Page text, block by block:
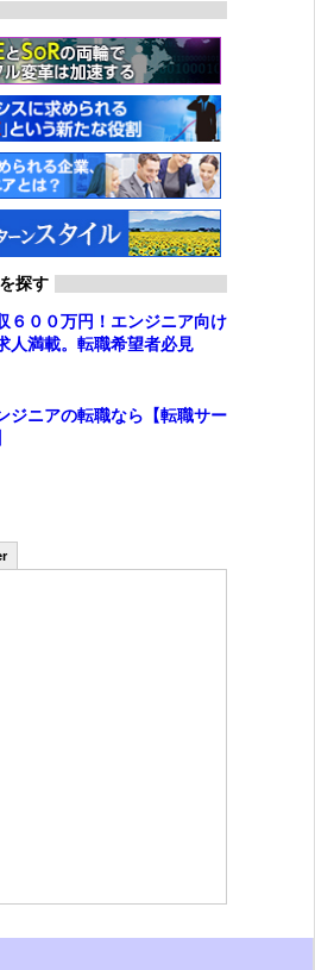
探す
６００万円！エンジニア向け
人満載。転職希望者必見
ジニアの転職なら【転職サー